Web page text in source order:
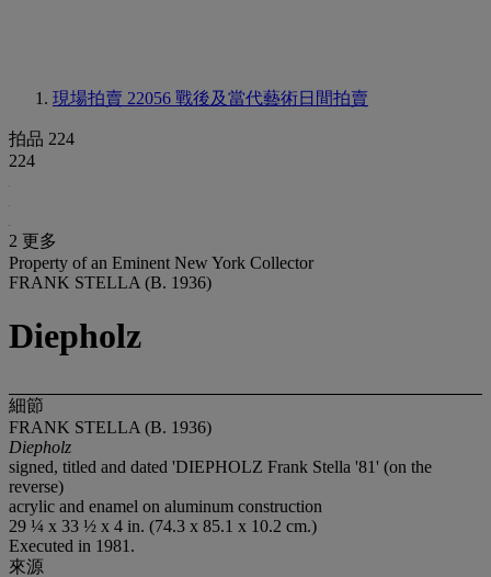
現場拍賣 22056 戰後及當代藝術日間拍賣
拍品 224
224
2 更多
Property of an Eminent New York Collector
FRANK STELLA (B. 1936)
Diepholz
細節
FRANK STELLA (B. 1936)
Diepholz
signed, titled and dated 'DIEPHOLZ Frank Stella '81' (on the
reverse)
acrylic and enamel on aluminum construction
29 ¼ x 33 ½ x 4 in. (74.3 x 85.1 x 10.2 cm.)
Executed in 1981.
來源